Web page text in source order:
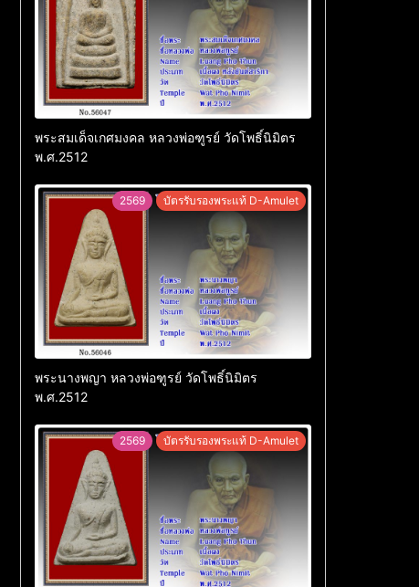
พระสมเด็จเกศมงคล หลวงพ่อฑูรย์ วัดโพธิ์นิมิตร
พ.ศ.2512
2569 บัตรรับรองพระแท้ D-Amulet
พระนางพญา หลวงพ่อฑูรย์ วัดโพธิ์นิมิตร
พ.ศ.2512
2569 บัตรรับรองพระแท้ D-Amulet